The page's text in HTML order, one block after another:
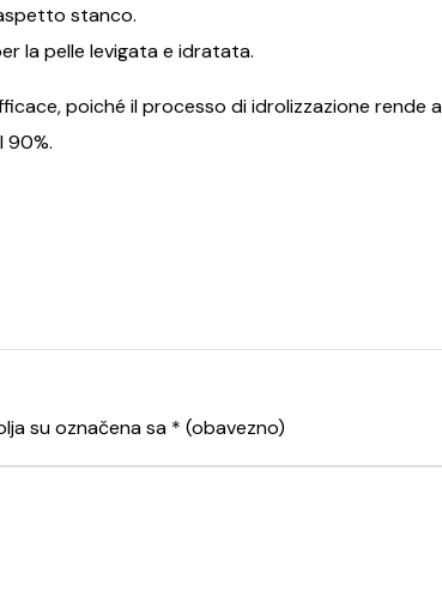
stanco.
la pelle levigata e idratata.
poiché il processo di idrolizzazione rende
90%.
su označena sa * (obavezno)